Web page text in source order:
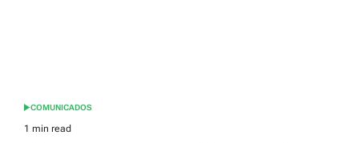
POSTED
IN
COMUNICADOS
Estimated
1 min read